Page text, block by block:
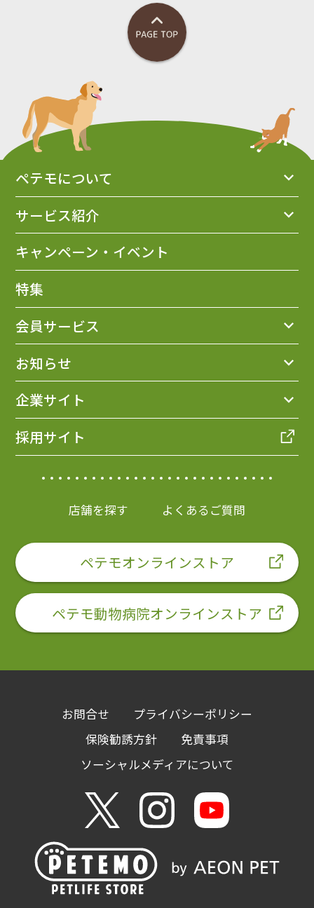
ペテモについて
サービス紹介
キャンペーン・イベント
特集
会員サービス
お知らせ
企業サイト
採用サイト
店舗を探す よくあるご質問
ペテモオンラインストア
ペテモ動物病院オンラインストア
お問合せ
プライバシーポリシー
保険勧誘方針
免責事項
ソーシャルメディアについて